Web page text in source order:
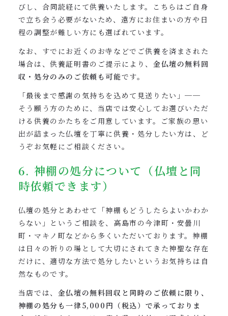
びし、合同読経にて供養いたします。こちらはご自身
で立ち会う必要がないため、遠方にお住まいの方や日
程の調整が難しい方にも選ばれています。
なお、すでにお近くのお寺などでご供養を済まされた
場合は、供養証明書のご提示により、金仏壇の無料回
収・処分のみのご依頼も可能です。
「最後まで感謝の気持ちを込めて見送りたい」──
そう願う方のために、当店では安心してお選びいただ
ける供養のかたちをご用意しています。ご家族の思い
出が詰まった仏壇を丁寧に供養・処分したい方は、ど
うぞお気軽にご相談ください。
6. 神棚の処分について（仏壇と同
時依頼できます）
仏壇の処分とあわせて「神棚もどうしたらよいかわか
らない」というご相談を、高島市の今津町・安曇川
町・マキノ町などから多くいただいております。神棚
は日々の祈りの場として大切にされてきた神聖な存在
だけに、適切な方法で処分したいというお気持ちは自
然なものです。
当店では、 金仏壇の無料回収と同時のご依頼に限り、
神棚の処分も一律5,000円（税込）で承っておりま